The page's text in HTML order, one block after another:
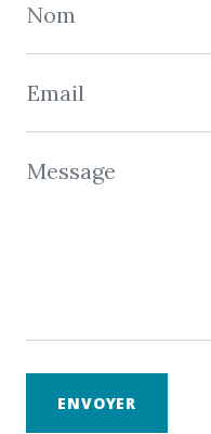
Nom
Email
Message
ENVOYER